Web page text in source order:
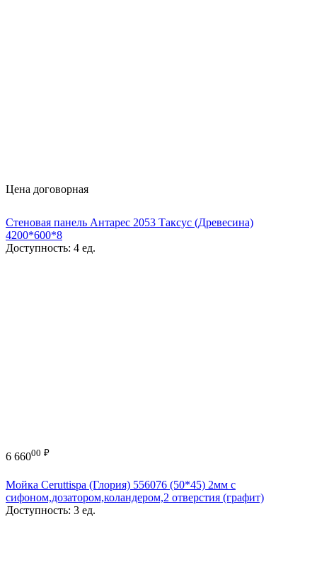
Цена договорная
Стеновая панель Антарес 2053 Таксус (Древесина)
4200*600*8
Доступность: 4 ед.
6 66000 ₽
Мойка Ceruttispa (Глория) 556076 (50*45) 2мм с
сифоном,дозатором,коландером,2 отверстия (графит)
Доступность: 3 ед.